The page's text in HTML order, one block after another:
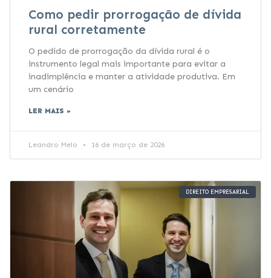
Como pedir prorrogação de dívida
rural corretamente
O pedido de prorrogação da dívida rural é o
instrumento legal mais importante para evitar a
inadimplência e manter a atividade produtiva. Em
um cenário
LER MAIS »
Leandro Melo 16 de março de 2026
DIREITO EMPRESARIAL